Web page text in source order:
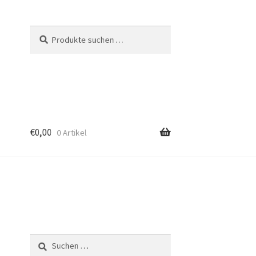
nach:
€0,00 0 Artikel
Suchen
nach: